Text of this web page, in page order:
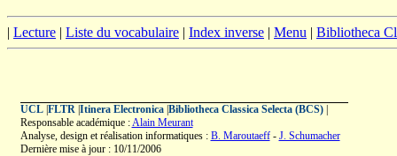
| Lecture | Liste du vocabulaire | Index inverse | Menu | Bibliotheca
UCL| FLTR| Itinera Electronica| Bibliotheca Classica Selecta (BCS)|
Responsable académique :Alain Meurant
Analyse, design et réalisation informatiques : B. Maroutaeff- J. Schumacher
Dernière mise à jour : 10/11/2006